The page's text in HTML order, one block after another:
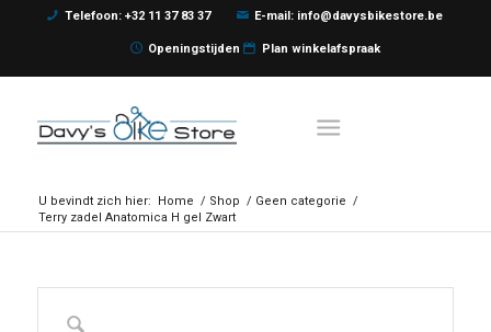
Telefoon: +32 11 37 83 37 E-mail: info@davysbikestore.be
Openingstijden Plan winkelafspraak
U bevindt zich hier: Home / Shop / Geen categorie /
Terry zadel Anatomica H gel Zwart